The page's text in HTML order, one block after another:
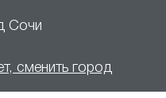
Сочи
сменить город